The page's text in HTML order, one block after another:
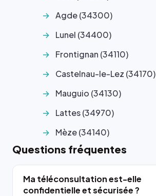
Agde (34300)
Lunel (34400)
Frontignan (34110)
Castelnau-le-Lez (34170)
Mauguio (34130)
Lattes (34970)
Mèze (34140)
Questions fréquentes
Ma téléconsultation est-elle
confidentielle et sécurisée ?